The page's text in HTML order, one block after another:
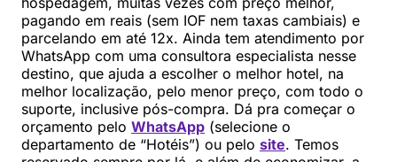
pagando em reais (sem IOF nem taxas cambiais) e
parcelando em até 12x. Ainda tem atendimento por
WhatsApp com uma consultora especialista nesse
destino, que ajuda a escolher o melhor hotel, na
melhor localização, pelo menor preço, com todo o
suporte, inclusive pós-compra. Dá pra começar o
orçamento pelo WhatsApp (selecione o
departamento de “Hotéis”) ou pelo site. Temos